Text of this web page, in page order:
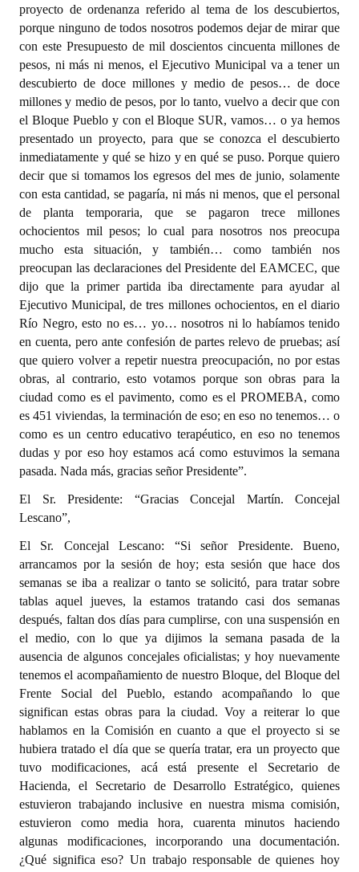
proyecto de ordenanza referido al tema de los descubiertos,
porque ninguno de todos nosotros podemos dejar de mirar que
con este Presupuesto de mil doscientos cincuenta millones de
pesos, ni más ni menos, el Ejecutivo Municipal va a tener un
descubierto de doce millones y medio de pesos… de doce
millones y medio de pesos, por lo tanto, vuelvo a decir que con
el Bloque Pueblo y con el Bloque SUR, vamos… o ya hemos
presentado un proyecto, para que se conozca el descubierto
inmediatamente y qué se hizo y en qué se puso. Porque quiero
decir que si tomamos los egresos del mes de junio, solamente
con esta cantidad, se pagaría, ni más ni menos, que el personal
de planta temporaria, que se pagaron trece millones
ochocientos mil pesos; lo cual para nosotros nos preocupa
mucho esta situación, y también… como también nos
preocupan las declaraciones del Presidente del EAMCEC, que
dijo que la primer partida iba directamente para ayudar al
Ejecutivo Municipal, de tres millones ochocientos, en el diario
Río Negro, esto no es… yo… nosotros ni lo habíamos tenido
en cuenta, pero ante confesión de partes relevo de pruebas; así
que quiero volver a repetir nuestra preocupación, no por estas
obras, al contrario, esto votamos porque son obras para la
ciudad como es el pavimento, como es el PROMEBA, como
es 451 viviendas, la terminación de eso; en eso no tenemos… o
como es un centro educativo terapéutico, en eso no tenemos
dudas y por eso hoy estamos acá como estuvimos la semana
pasada. Nada más, gracias señor Presidente”.
El Sr. Presidente: “Gracias Concejal Martín. Concejal
Lescano”,
El Sr. Concejal Lescano: “Si señor Presidente. Bueno,
arrancamos por la sesión de hoy; esta sesión que hace dos
semanas se iba a realizar o tanto se solicitó, para tratar sobre
tablas aquel jueves, la estamos tratando casi dos semanas
después, faltan dos días para cumplirse, con una suspensión en
el medio, con lo que ya dijimos la semana pasada de la
ausencia de algunos concejales oficialistas; y hoy nuevamente
tenemos el acompañamiento de nuestro Bloque, del Bloque del
Frente Social del Pueblo, estando acompañando lo que
significan estas obras para la ciudad. Voy a reiterar lo que
hablamos en la Comisión en cuanto a que el proyecto si se
hubiera tratado el día que se quería tratar, era un proyecto que
tuvo modificaciones, acá está presente el Secretario de
Hacienda, el Secretario de Desarrollo Estratégico, quienes
estuvieron trabajando inclusive en nuestra misma comisión,
estuvieron como media hora, cuarenta minutos haciendo
algunas modificaciones, incorporando una documentación.
¿Qué significa eso? Un trabajo responsable de quienes hoy